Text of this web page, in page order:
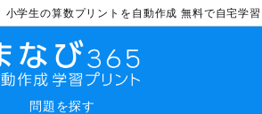
学生の算数プリントを自動作成 無料で自宅学習
問題を探す